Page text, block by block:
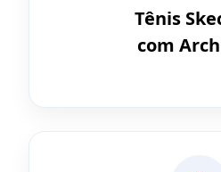
Tênis
com